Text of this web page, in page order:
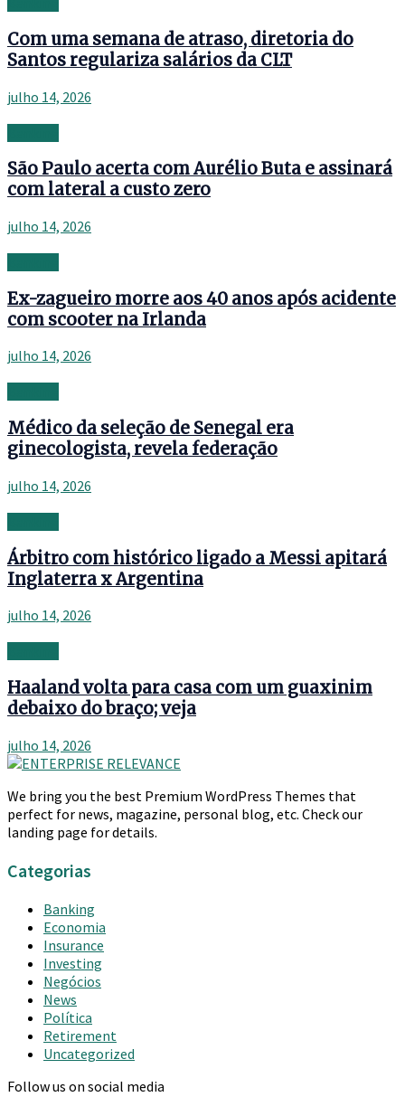
Com uma semana de atraso, diretoria do
Santos regulariza salários da CLT
julho 14, 2026
São Paulo acerta com Aurélio Buta e assinará
com lateral a custo zero
julho 14, 2026
Ex-zagueiro morre aos 40 anos após acidente
com scooter na Irlanda
julho 14, 2026
Médico da seleção de Senegal era
ginecologista, revela federação
julho 14, 2026
Árbitro com histórico ligado a Messi apitará
Inglaterra x Argentina
julho 14, 2026
Haaland volta para casa com um guaxinim
debaixo do braço; veja
julho 14, 2026
We bring you the best Premium WordPress Themes that
perfect for news, magazine, personal blog, etc. Check our
landing page for details.
Categorias
Banking
Economia
Insurance
Investing
Negócios
News
Política
Retirement
Uncategorized
Follow us on social media